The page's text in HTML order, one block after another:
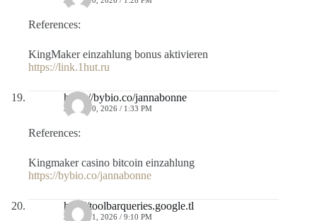
References:
KingMaker einzahlung bonus aktivieren
https://link.1hut.ru
https://bybio.co/jannabonne
JULIO 10, 2026 / 1:33 PM
References:
Kingmaker casino bitcoin einzahlung
https://bybio.co/jannabonne
http://toolbarqueries.google.tl
JULIO 11, 2026 / 9:10 PM